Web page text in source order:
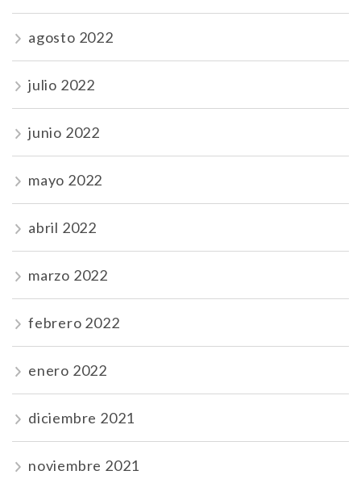
agosto 2022
julio 2022
junio 2022
mayo 2022
abril 2022
marzo 2022
febrero 2022
enero 2022
diciembre 2021
noviembre 2021